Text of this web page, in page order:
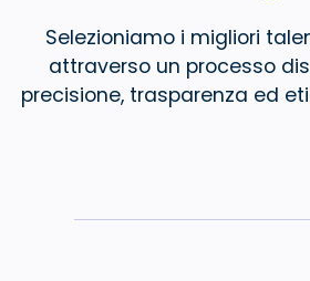
Selezioniamo i migliori
attraverso un processo
precisione, trasparenza ed